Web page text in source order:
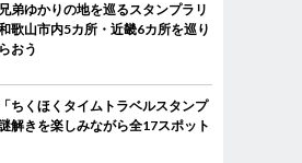
弟ゆかりの地を巡るスタンプラリ
歌山市内5カ所・近畿6カ所を巡り
おう
ちくほくタイムトラベルスタンプ
解きを楽しみながら全17スポット